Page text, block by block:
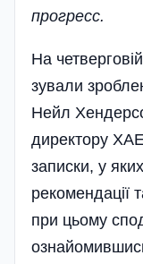
прогресс.
На
зували
Нейл
директору
записки, у
рекомендації
при цьому